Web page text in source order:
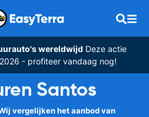
wereldwijd Deze actie
- profiteer vandaag nog!
Santos
vergelijken het aanbod van